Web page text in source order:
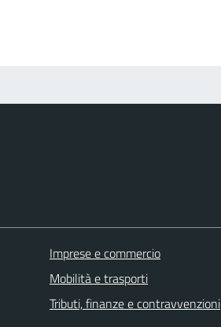
Imprese e commercio
Mobilità e trasporti
Tributi, finanze e contravvenzioni